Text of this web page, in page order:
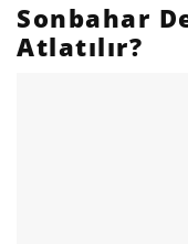
Sonbahar
Atlatılır?